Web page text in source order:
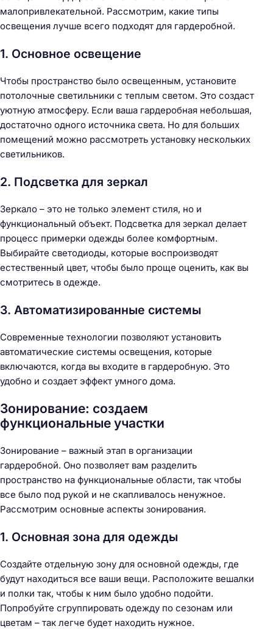
малопривлекательной. Рассмотрим, какие типы
освещения лучше всего подходят для гардеробной.
1. Основное освещение
Чтобы пространство было освещенным, установите
потолочные светильники с теплым светом. Это создаст
уютную атмосферу. Если ваша гардеробная небольшая,
достаточно одного источника света. Но для больших
помещений можно рассмотреть установку нескольких
светильников.
2. Подсветка для зеркал
Зеркало – это не только элемент стиля, но и
функциональный объект. Подсветка для зеркал делает
процесс примерки одежды более комфортным.
Выбирайте светодиоды, которые воспроизводят
естественный цвет, чтобы было проще оценить, как вы
смотритесь в одежде.
3. Автоматизированные системы
Современные технологии позволяют установить
автоматические системы освещения, которые
включаются, когда вы входите в гардеробную. Это
удобно и создает эффект умного дома.
Зонирование: создаем
функциональные участки
Зонирование – важный этап в организации
гардеробной. Оно позволяет вам разделить
пространство на функциональные области, так чтобы
все было под рукой и не скапливалось ненужное.
Рассмотрим основные аспекты зонирования.
1. Основная зона для одежды
Создайте отдельную зону для основной одежды, где
будут находиться все ваши вещи. Расположите вешалки
и полки так, чтобы к ним было удобно подойти.
Попробуйте сгруппировать одежду по сезонам или
цветам – так легче будет находить нужное.